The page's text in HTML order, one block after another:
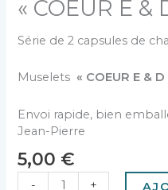
« COEUR E &
Série de 2 capsules de
Muselets « COEUR E & D
Envoi rapide, bien
Jean-Pierre
5,00 €
- +